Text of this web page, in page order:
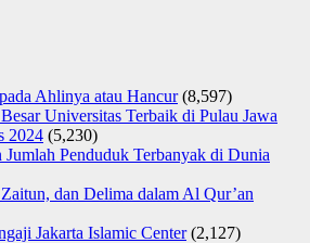
Ahlinya atau Hancur (8,597)
Universitas Terbaik di Pulau Jawa
2024 (5,230)
Jumlah Penduduk Terbanyak di Dunia
dan Delima dalam Al Qur’an
Jakarta Islamic Center (2,127)